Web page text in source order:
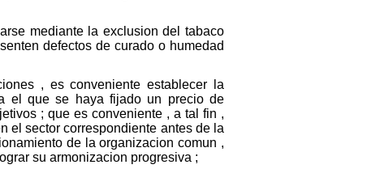
mediante la exclusion del tabaco
defectos de curado o humedad
, es conveniente establecer la
el que se haya fijado un precio de
; que es conveniente , a tal fin ,
el sector correspondiente antes de la
de la organizacion comun ,
su armonizacion progresiva ;